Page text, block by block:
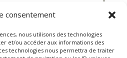
consentement
nous utilisons des technologies
et/ou accéder aux informations des
technologies nous permettra de traiter